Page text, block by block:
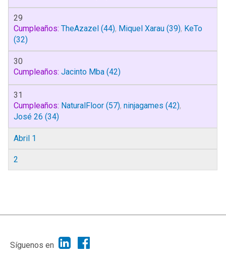
29
Cumpleaños: TheAzazel (44), Miquel Xarau (39), KeTo
(32)
30
Cumpleaños: Jacinto Mba (42)
31
Cumpleaños: NaturalFloor (57), ninjagames (42),
José 26 (34)
Abril 1
2
|
Síguenos en